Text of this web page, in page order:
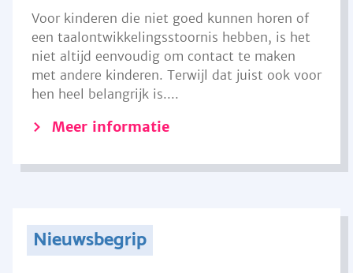
Voor kinderen die niet goed kunnen horen of
een taalontwikkelingsstoornis hebben, is het
niet altijd eenvoudig om contact te maken
met andere kinderen. Terwijl dat juist ook voor
hen heel belangrijk is....
Meer informatie
Nieuwsbegrip